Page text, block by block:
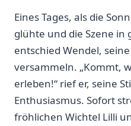
Eines‌ Tages, als die
glühte und die Szene in
⁢entschied Wendel,
versammeln. „Kommt,
erleben!“ rief er, seine
Enthusiasmus. Sofort
fröhlichen Wichtel Lilli